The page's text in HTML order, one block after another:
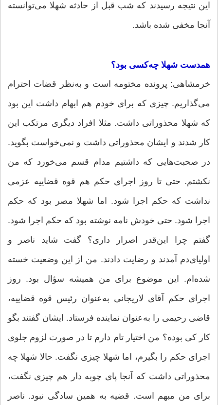
این نتیجه رسیدند که شب قبل از حادثه شهلا می‌توانسته
آنجا مخفی شده باشد.
همدست شهلا چه‌کسی بود؟
خرمشاهی: پرونده مختومه است و به‌نظر قضات احترام
می‌گذاریم. چیزی که برای خودم هم ابهام داشت این بود
که شهلا محذوراتی داشت. مثلا افراد دیگری مرتکب این
کار شدند و ایشان محذوراتی داشت و نمی‌خواست بگوید.
در صحبت‌هایی که داشتیم مدام قسم می‌خورد که من
نکشتم. حتی تا روز اجرای حکم هم قوه قضاییه عزمی
نداشت که حکم اجرا شود. اما شهلا مصر بود که حکم
اجرا شود. حتی خودش نامه نوشته بود که حکم اجرا شود.
گفتم چرا این‌قدر اصرار داری؟ گفت شاید ناصر و
اولیای‌دم آمدند و رضایت دادند. من از این وضعیت خسته
شده‌ام. این موضوع برای من همیشه سؤال بود. روز
اجرای حکم آقای لاریجانی به‌عنوان رئیس قوه قضاییه،
قاضی رحیمی را به‌عنوان نماینده فرستاد. ایشان گفتند بگو
کار کی بوده؟ من اختیار تام دارم تا در صورت لزوم جلوی
اجرای حکم را بگیرم، اما شهلا چیزی نگفت. حالا شهلا چه
محذوراتی داشت که آنجا پای چوبه دار هم چیزی نگفت،
برای من مبهم است. قضیه به همین سادگی نبود. ناصر